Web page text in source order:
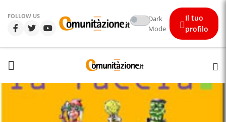
FOLLOW US
Dark
Mode
Il tuo
profilo